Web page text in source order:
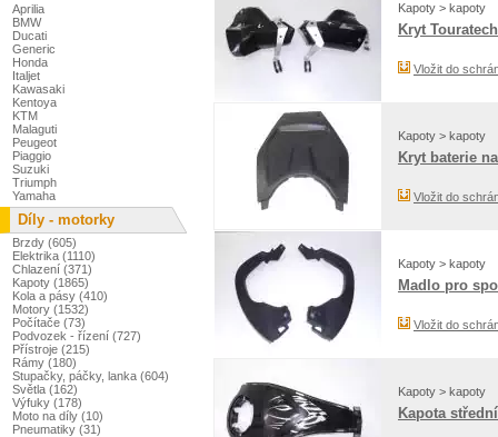
Kapoty > kapoty
Kryt
Vložit do
Kapoty > kapoty
Kryt baterie
Vložit do
Kapoty > kapoty
Madlo pro
Vložit do
Kapoty > kapoty
Kapota
Aprilia
BMW
Ducati
Generic
Honda
Italjet
Kawasaki
Kentoya
KTM
Malaguti
Peugeot
Piaggio
Suzuki
Triumph
Yamaha
Díly - motorky
Brzdy (605)
Elektrika (1110)
Chlazení (371)
Kapoty (1865)
Kola a pásy (410)
Motory (1532)
Počítače (73)
Podvozek - řízení (727)
Přístroje (215)
Rámy (180)
Stupačky, páčky, lanka (604)
Světla (162)
Výfuky (178)
Moto na díly (10)
Pneumatiky (31)